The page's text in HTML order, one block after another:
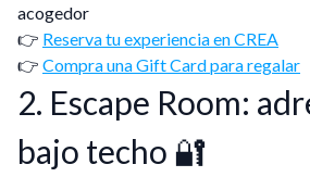
acogedor
👉 Reserva tu experiencia en CREA
👉 Compra una Gift Card para regalar
2. Escape Room:
bajo techo 🔐